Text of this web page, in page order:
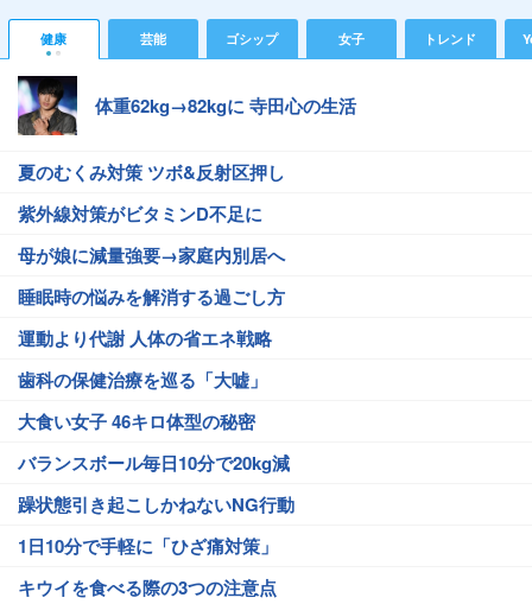
健康 芸能 ゴシップ 女子 トレンド
体重62kg→82kgに 寺田心の生活
夏のむくみ対策 ツボ&反射区押し
紫外線対策がビタミンD不足に
母が娘に減量強要→家庭内別居へ
睡眠時の悩みを解消する過ごし方
運動より代謝 人体の省エネ戦略
歯科の保健治療を巡る「大嘘」
大食い女子 46キロ体型の秘密
バランスボール毎日10分で20kg減
躁状態引き起こしかねないNG行動
1日10分で手軽に「ひざ痛対策」
キウイを食べる際の3つの注意点